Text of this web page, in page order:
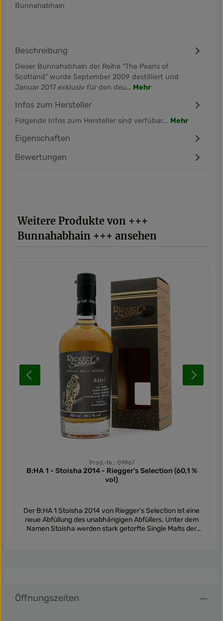
Bunnahabhain
Beschreibung
Dieser Bunnahabhain der Reihe "The Pearls of
Scotland" wurde September 2009 destilliert und
Januar 2017 exklusiv für den deu… Mehr
Infos zum Hersteller
Folgende Infos zum Hersteller sind verfübar... Mehr
Eigenschaften
Bewertungen
Produktgalerie überspringen
Weitere Produkte von +++
Bunnahabhain +++ ansehen
Prod.-Nr.: 09967
B:HA 1 - Stoisha 2014 - Riegger's Selection (60,1 %
vol)
Der B:HA 1 Stoisha 2014 von Riegger's Selection ist eine
neue Abfüllung des unabhängigen Abfüllers. Unter dem
Namen Stoisha werden stark getorfte Single Malts der
süßer Islay-Vertreter. Wer die Inselwhiskies kennt, der
Öffnungszeiten